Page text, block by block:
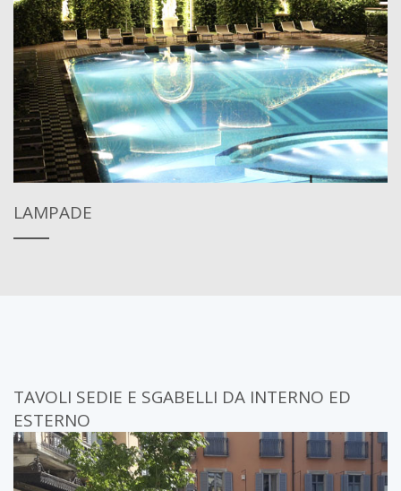
LAMPADE
TAVOLI SEDIE E SGABELLI DA INTERNO ED
ESTERNO